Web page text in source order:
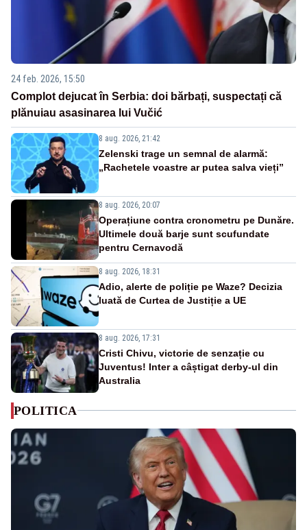
24 feb. 2026, 15:50
Complot dejucat în Serbia: doi bărbați, suspectați că
plănuiau asasinarea lui Vučić
8 aug. 2026, 21:42
Zelenski trage un semnal de alarmă:
„Rachetele voastre ar putea salva vieți”
8 aug. 2026, 20:07
Operațiune contra cronometru pe Dunăre.
Ultimele două barje sunt scufundate
pentru Cernavodă
8 aug. 2026, 18:31
Adio, alerte de poliție pe Waze? Decizia
luată de Curtea de Justiție a UE
8 aug. 2026, 17:31
Cristi Chivu, victorie de senzație cu
Juventus! Inter a câștigat derby-ul din
Australia
POLITICA